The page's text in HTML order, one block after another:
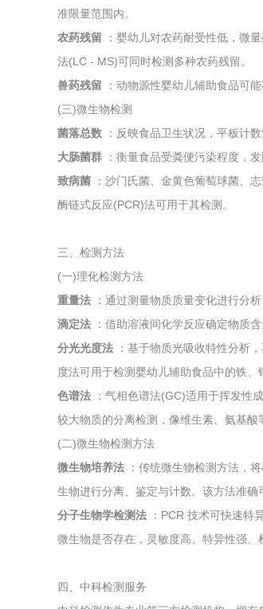
准限量范围内。
农药残留 ：婴幼儿对农药耐受性低，微
法(LC - MS)可同时检测多种农药残留。
兽药残留 ：动物源性婴幼儿辅助食品可
(三)微生物检测
菌落总数 ：反映食品卫生状况，平板计数
大肠菌群 ：衡量食品受粪便污染程度，
致病菌 ：沙门氏菌、金黄色葡萄球菌、
酶链式反应(PCR)法可用于其检测。
三、检测方法
(一)理化检测方法
重量法 ：通过测量物质质量变化进行分
滴定法 ：借助溶液间化学反应确定物质
分光光度法 ：基于物质光吸收特性分析
度法可用于检测婴幼儿辅助食品中的铁、
色谱法 ：气相色谱法(GC)适用于挥发性
较大物质的分离检测，像维生素、氨基酸
(二)微生物检测方法
微生物培养法 ：传统微生物检测方法，
生物进行分离、鉴定与计数。该方法准确
分子生物学检测法 ：PCR 技术可快速特
微生物是否存在，灵敏度高、特异性强、
四、中科检测服务